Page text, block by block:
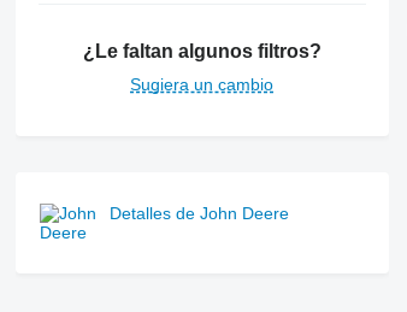
¿Le faltan algunos filtros?
Sugiera un cambio
Detalles de John Deere